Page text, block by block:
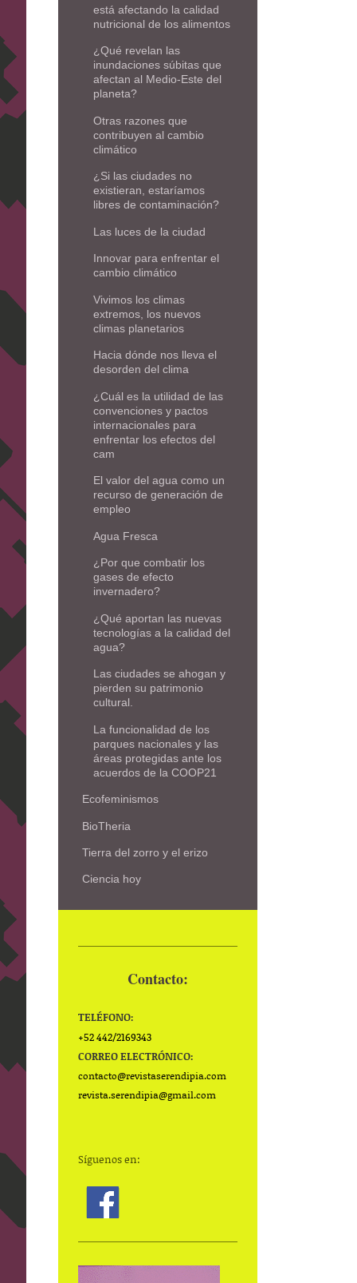
está afectando la calidad
nutricional de los alimentos
¿Qué revelan las
inundaciones súbitas que
afectan al Medio-Este del
planeta?
Otras razones que
contribuyen al cambio
climático
¿Si las ciudades no
existieran, estaríamos
libres de contaminación?
Las luces de la ciudad
Innovar para enfrentar el
cambio climático
Vivimos los climas
extremos, los nuevos
climas planetarios
Hacia dónde nos lleva el
desorden del clima
¿Cuál es la utilidad de las
convenciones y pactos
internacionales para
enfrentar los efectos del
cam
El valor del agua como un
recurso de generación de
empleo
Agua Fresca
¿Por que combatir los
gases de efecto
invernadero?
¿Qué aportan las nuevas
tecnologías a la calidad del
agua?
Las ciudades se ahogan y
pierden su patrimonio
cultural.
La funcionalidad de los
parques nacionales y las
áreas protegidas ante los
acuerdos de la COOP21
Ecofeminismos
BioTheria
Tierra del zorro y el erizo
Ciencia hoy
Contacto:
TELÉFONO:
+52 442/2169343
CORREO ELECTRÓNICO:
contacto@revistaserendipia.com
revista.serendipia@gmail.com
Síguenos en: